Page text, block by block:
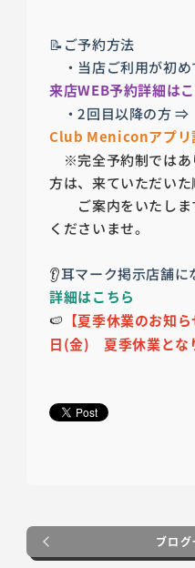
📝ご予約方法
・当店ご利用が初
来店WEB予約詳細は
・2回目以降の方 ⇒
Club Meniconアプリ
※完全予約制ではあ
方は、来ていただい
ご案内をいたしま
くださいませ。
👂耳マーク掲示店舗
詳細はこちら
🍉 【夏季休業のお
日(金) 夏季休業とな
ブロ